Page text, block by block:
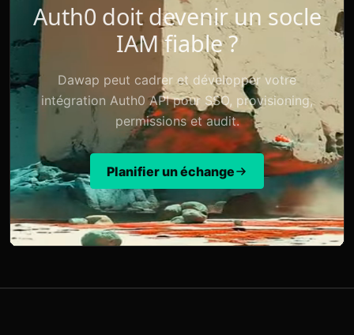
Auth0 doit devenir un socle
IAM fiable ?
Dawap peut cadrer et développer votre
intégration Auth0 API pour SSO, provisioning,
permissions et audit.
Planifier un échange